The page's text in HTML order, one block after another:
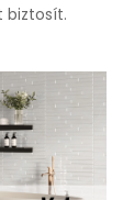
biztosít.